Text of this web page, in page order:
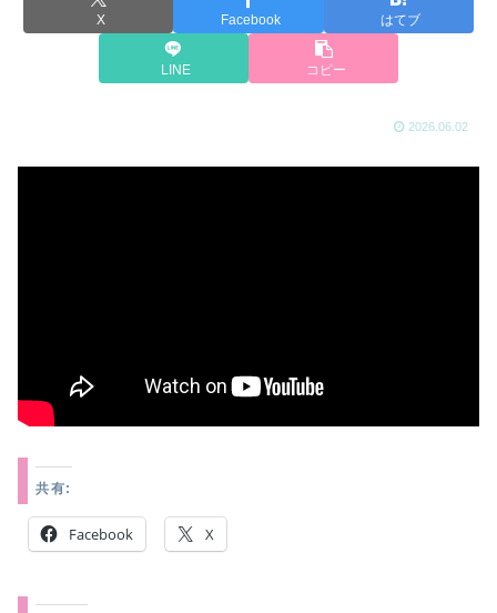
X Facebook はてブ
LINE コピー
2026.06.02
共有:
Facebook X